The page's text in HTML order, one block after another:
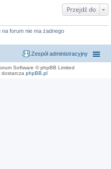
Przejdź do
forum nie ma żadnego
Zespół administracyjny
Software © phpBB Limited
dostarcza phpBB.pl